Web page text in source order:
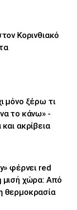
Κορινθιακό
μόνο ξέρω τι
το κάνω» -
ακρίβεια
φέρνει red
μισή χώρα: Από
θερμοκρασία